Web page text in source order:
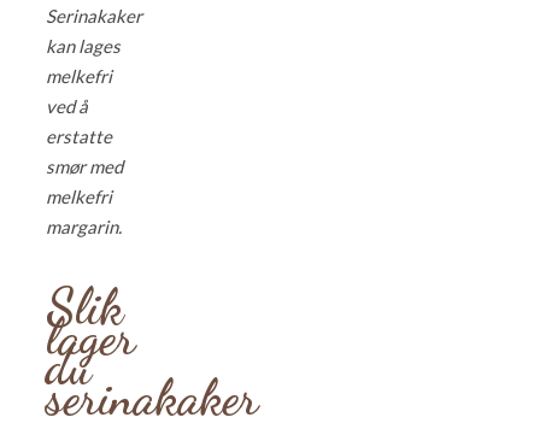
Serinakaker
kan lages
melkefri
ved å
erstatte
smør med
melkefri
margarin.
Slik
lager
du
serinakaker